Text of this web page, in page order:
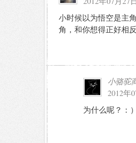
小时候以为悟空是主
角，和你想得正好相
小骆驼
2012年
为什么呢？：）